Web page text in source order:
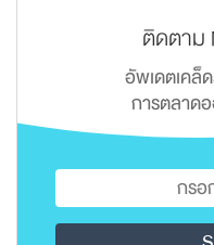
ติดตาม
อัพเดตเคล็
การตลาด